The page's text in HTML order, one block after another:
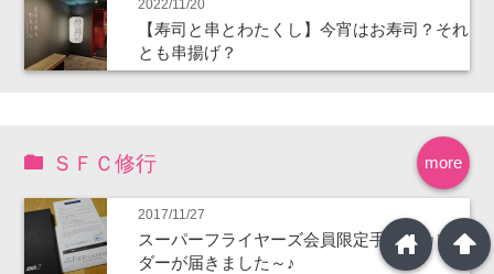
2022/11/20
【寿司と串とわたくし】今宵はお寿司？それ
とも串揚げ？
more
ＳＦＣ修行
2017/11/27
スーパーフライヤーズ会員限定手帳とカレン
ダーが届きました～♪
arrowup
home